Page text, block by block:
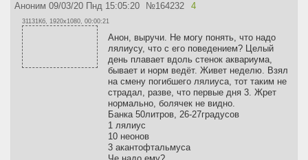
Если у тебя мало растений и они неприхотливы к количеству
света, то достаточно 0,3-0,4Вт/л. Если растений много, то
мощность нужно поднимать до 0,5 и выше. В качественных
травниках используется соотношение 1Вт/л.
А зачем нужен сифон?
Сифон необходим для удаления ила, говна и прочих отходов
жизнедеятельности обитателей, чтобы они не гнили и не
отравляли воду. Гниение и отравление идет постоянно, но
еженедельная подмена воды на чистую и удаление лишних
отходов позволяет держать количество вредных веществ в воде
Нужно ли отстаивать воду для подмены перед ее заливкой в
Аноним 09/03/20 Пнд 15:05:20 №164232 4
31131Кб, 1920x1080, 00:00:21
Анон, выручи. Не могу понять, что надо
лялиусу, что с его поведением? Целый
день плавает вдоль стенок аквариума,
бывает и норм ведёт. Живет неделю. Взял
на смену погибшего лялиуса, тот таким не
страдал, разве, что первые дня 3. Жрет
нормально, болячек не видно.
Банка 50литров, 26-27градусов
1 лялиус
10 неонов
3 акантофтальмуса